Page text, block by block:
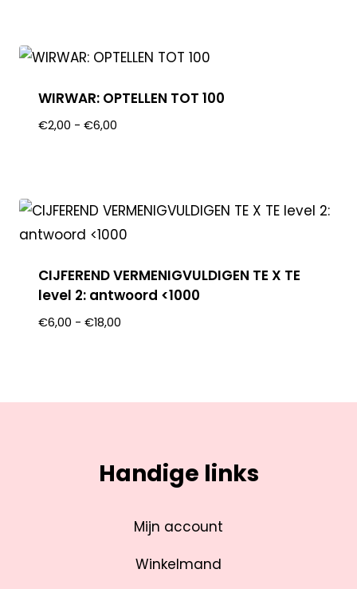
WIRWAR: OPTELLEN TOT 100
€2,00 - €6,00
CIJFEREND VERMENIGVULDIGEN TE X TE
level 2: antwoord <1000
€6,00 - €18,00
Handige links
Mijn account
Winkelmand